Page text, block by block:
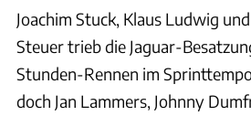
Joachim Stuck, Klaus Ludwig
Steuer trieb die Jaguar-
Stunden-Rennen im
doch Jan Lammers, Johnny